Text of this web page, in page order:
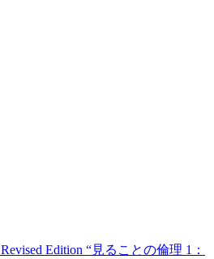
Revised Edition “見ることの倫理 1：